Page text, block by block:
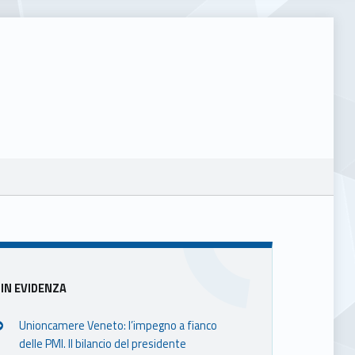
Sidebar
IN EVIDENZA
Unioncamere Veneto: l’impegno a fianco
delle PMI. Il bilancio del presidente